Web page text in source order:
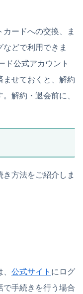
ードへの交換、ま
どで利用できま
ド公式アカウント
ませておくと、解約
解約・退会前に、
方法をご紹介しま
公式サイト にログ
で手続きを行う場合